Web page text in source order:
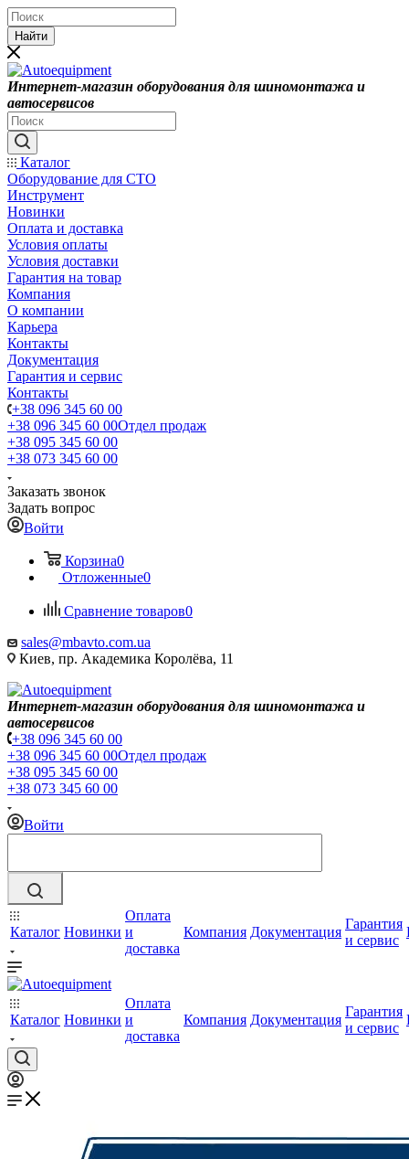
Найти
Интернет-магазин оборудования для шиномонтажа и
автосервисов
Каталог
Оборудование для СТО
Инструмент
Новинки
Оплата и доставка
Условия оплаты
Условия доставки
Гарантия на товар
Компания
О компании
Карьера
Контакты
Документация
Гарантия и сервис
Контакты
+38 096 345 60 00
+38 096 345 60 00Отдел продаж
+38 095 345 60 00
+38 073 345 60 00
Заказать звонок
Задать вопрос
Войти
Корзина0
Отложенные0
Сравнение товаров0
sales@mbavto.com.ua
Киев, пр. Академика Королёва, 11
Интернет-магазин оборудования для шиномонтажа и
автосервисов
+38 096 345 60 00
+38 096 345 60 00Отдел продаж
+38 095 345 60 00
+38 073 345 60 00
Войти
Каталог Новинки
Оплата
и
доставка
Компания Документация
Гарантия
и сервис
Каталог Новинки
Оплата
и
доставка
Компания Документация
Гарантия
и сервис